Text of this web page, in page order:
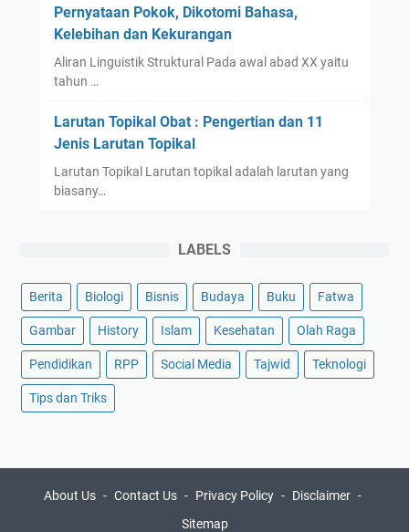
Pernyataan Pokok, Dikotomi Bahasa,
Kelebihan dan Kekurangan
Aliran Linguistik Struktural Pada awal abad XX yaitu
tahun …
Larutan Topikal Obat : Pengertian dan 11
Jenis Larutan Topikal
Larutan Topikal Larutan topikal adalah larutan yang
biasany…
LABELS
Berita Biologi Bisnis Budaya Buku Fatwa
Gambar History Islam Kesehatan Olah Raga
Pendidikan RPP Social Media Tajwid Teknologi
Tips dan Triks
About Us Contact Us Privacy Policy
Disclaimer
Sitemap